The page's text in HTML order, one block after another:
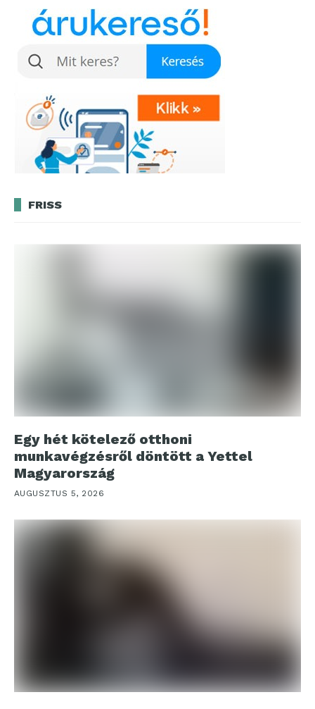
FRISS
Egy hét kötelező otthoni
munkavégzésről döntött a Yettel
Magyarország
AUGUSZTUS 5, 2026